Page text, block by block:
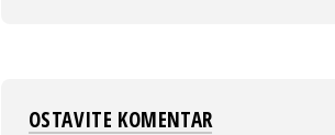
OSTAVITE KOMENTAR